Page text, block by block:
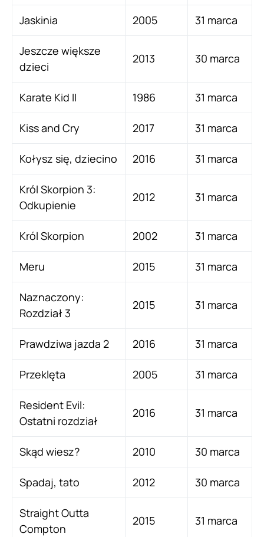
Jaskinia 2005 31 marca
Jeszcze większe
dzieci
2013 30 marca
Karate Kid II 1986 31 marca
Kiss and Cry 2017 31 marca
Kołysz się, dziecino 2016 31 marca
Król Skorpion 3:
Odkupienie
2012 31 marca
Król Skorpion 2002 31 marca
Meru 2015 31 marca
Naznaczony:
Rozdział 3
2015 31 marca
Prawdziwa jazda 2 2016 31 marca
Przeklęta 2005 31 marca
Resident Evil:
Ostatni rozdział
2016 31 marca
Skąd wiesz? 2010 30 marca
Spadaj, tato 2012 30 marca
Straight Outta
Compton
2015 31 marca